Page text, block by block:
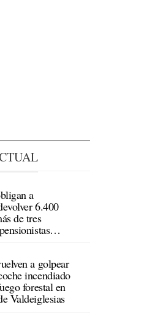
a
6.400
de tres
a golpear
incendiado
forestal en
Valdeiglesias